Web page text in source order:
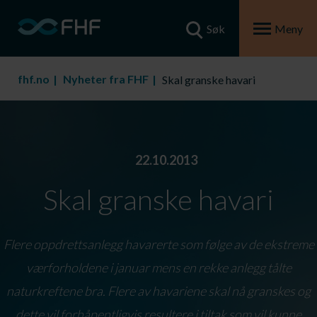
Søk Meny
fhf.no Nyheter fra FHF Skal granske havari
22.10.2013
Skal granske havari
Flere oppdrettsanlegg havarerte som følge av de ekstreme
værforholdene i januar mens en rekke anlegg tålte
naturkreftene bra. Flere av havariene skal nå granskes og